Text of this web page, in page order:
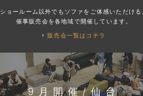
ショールーム以外でもソファをご体感いただける
催事販売会を各地域で開催しています。
販売会一覧はコチラ
9月開催/仙台